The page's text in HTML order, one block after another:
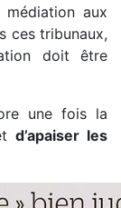
aux
ces tribunaux,
doit être
une fois la
d’apaiser les